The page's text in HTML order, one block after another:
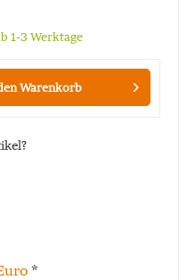
1-3 Werktage
Warenkorb
*